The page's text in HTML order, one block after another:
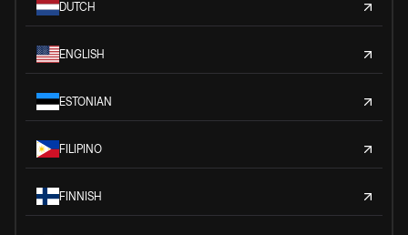
DUTCH
ENGLISH
ESTONIAN
FILIPINO
FINNISH